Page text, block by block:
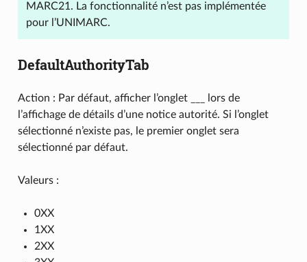
MARC21. La fonctionnalité n’est pas implémentée
pour l’UNIMARC.
DefaultAuthorityTab
Action : Par défaut, afficher l’onglet ___ lors de
l’affichage de détails d’une notice autorité. Si l’onglet
sélectionné n’existe pas, le premier onglet sera
sélectionné par défaut.
Valeurs :
0XX
1XX
2XX